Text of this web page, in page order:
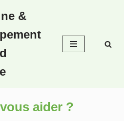
&
aider ?